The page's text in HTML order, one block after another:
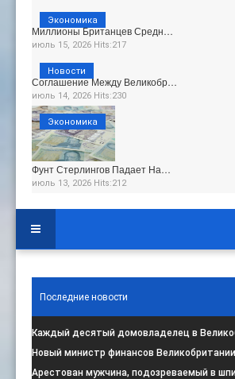
Миллионы Британцев Средн…
июль 15, 2026 Hits:217
Экономика
Соглашение Между Великобр…
июль 14, 2026 Hits:230
Новости
Фунт Стерлингов Падает На…
июль 13, 2026 Hits:212
Экономика
Последние новости
Каждый десятый домовладелец в
намерен соблюдать запрет на испо:
Новый министр финансов
свой первый бюджет 28 октя:
Арестован мужчина, подозреваемый в